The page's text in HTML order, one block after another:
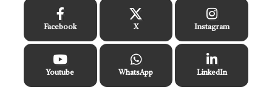
Facebook X Instagram
Youtube WhatsApp LinkedIn